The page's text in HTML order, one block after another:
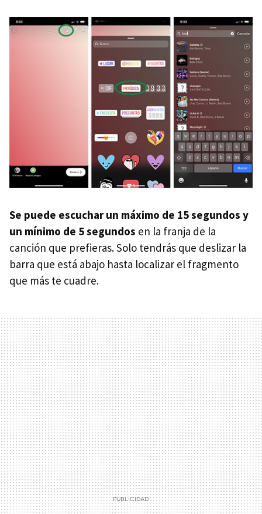
Se puede escuchar un máximo de 15 segundos y
un mínimo de 5 segundos en la franja de la
canción que prefieras. Solo tendrás que deslizar la
barra que está abajo hasta localizar el fragmento
que más te cuadre.